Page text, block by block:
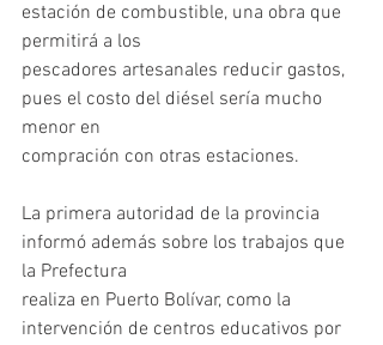
estación de combustible, una obra que
permitirá a los
pescadores artesanales reducir gastos,
pues el costo del diésel sería mucho
menor en
compración con otras estaciones.
La primera autoridad de la provincia
informó además sobre los trabajos que
la Prefectura
realiza en Puerto Bolívar, como la
intervención de centros educativos por